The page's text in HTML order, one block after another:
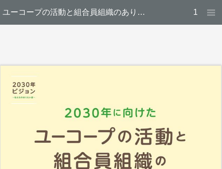
ユーコープの活動と組合員組織のありたい姿｜生活協同組合ユーコープ 1